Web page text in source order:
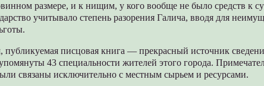
размере, и к нищим, у кого вообще не было средств к
учитывало степень разорения Галича, вводя для
публикуемая писцовая книга — прекрасный источник
43 специальности жителей этого города.
связаны исключительно с местным сырьем и ресурсами.